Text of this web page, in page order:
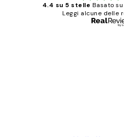
4.4 su 5 stelle Basato
Leggi alcune delle